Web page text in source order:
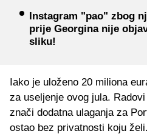
Instagram "pao" zbog
prije Georgina nije
sliku!
Iako je uloženo 20 miliona
za useljenje ovog jula.
znači dodatna ulaganja za
ostao bez privatnosti koju želi.